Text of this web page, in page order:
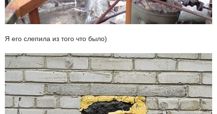
Я его слепила из того что было)